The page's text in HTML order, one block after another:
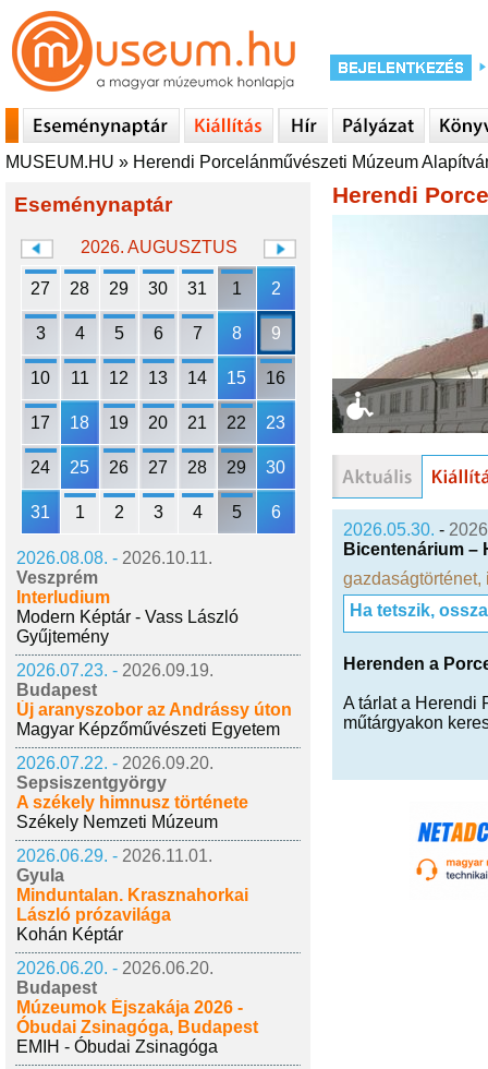
MUSEUM.HU » Herendi Porcelánművészeti Múzeum
Eseménynaptár
2026. AUGUSZTUS
27 28 29 30 31 1 2
3 4 5 6 7 8 9
10 11 12 13 14 15 16
17 18 19 20 21 22 23
24 25 26 27 28 29 30
31 1 2 3 4 5 6
2026.08.08. - 2026.10.11.
Veszprém
Interludium
Modern Képtár - Vass László
Gyűjtemény
2026.07.23. - 2026.09.19.
Budapest
Új aranyszobor az Andrássy úton
Magyar Képzőművészeti Egyetem
2026.07.22. - 2026.09.20.
Sepsiszentgyörgy
A székely himnusz története
Székely Nemzeti Múzeum
2026.06.29. - 2026.11.01.
Gyula
Minduntalan. Krasznahorkai
László prózavilága
Kohán Képtár
2026.06.20. - 2026.06.20.
Budapest
Múzeumok Éjszakája 2026 -
Óbudai Zsinagóga, Budapest
EMIH - Óbudai Zsinagóga
Herendi
2026.05.30. -
Bicentenárium –
gazdaságtörténet,
Ha tetszik,
Herenden a
A tárlat a Herendi
műtárgyakon